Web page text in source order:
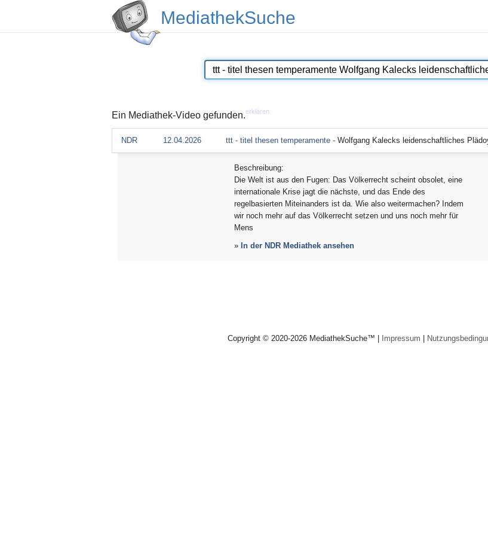
MediathekSuche
Ein Mediathek-Video gefunden.erklären
NDR 12.04.2026 ttt - titel thesen temperamente - Wolfgang Kalecks leidenschaftliches
Beschreibung:
Die Welt ist aus den Fugen: Das Völkerrecht scheint obsolet, eine
internationale Krise jagt die nächste, und das Ende des
regelbasierten Miteinanders ist da. Wie also weitermachen? Indem
wir noch mehr auf das Völkerrecht setzen und uns noch mehr für
Mens
» In der NDR Mediathek ansehen
Copyright © 2020-2026 MediathekSuche™ | Impressum |